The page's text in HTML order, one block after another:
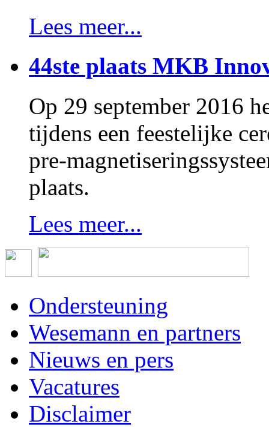
Lees meer...
44ste plaats MKB
Op 29 september 2016
tijdens een feestelijke
pre-
plaats.
Lees meer...
Ondersteuning
Wesemann en partners
Nieuws en pers
Vacatures
Disclaimer